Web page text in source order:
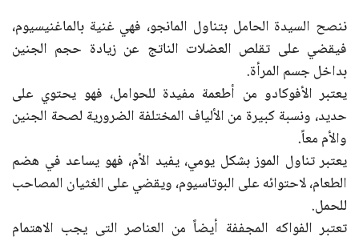
ننصح السيدة الحامل بتناول المانجو، فهي غنية بالماغنيسيوم،
فيقضي على تقلص العضلات الناتج عن زيادة حجم الجنين
بداخل جسم المرأة.
يعتبر الأفوكادو من أطعمة مفيدة للحوامل، فهو يحتوي على
حديد، ونسبة كبيرة من الألياف المختلفة الضرورية لصحة الجنين
والأم معاً.
يعتبر تناول الموز بشكل يومي، يفيد الأم، فهو يساعد في هضم
الطعام، لاحتوائه على البوتاسيوم، ويقضي على الغثيان المصاحب
للحمل.
تعتبر الفواكه المجففة أيضاً من العناصر التي يجب الاهتمام